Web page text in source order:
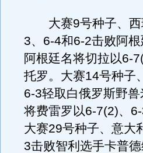
大赛9号种子、西
3、6-4和6-2击败阿
阿根廷名将切拉以6-
托罗。大赛14号种子
6-3轻取白俄罗斯野
将费雷罗以6-7(2)、
大赛29号种子、意大
3击败智利选手卡普德